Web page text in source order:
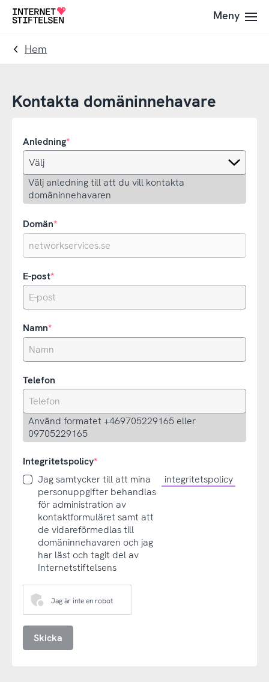
Till
navigering
Till
innehåll
Till
Meny
Hem
Kontakta domäninnehavare
Anledning
Välj anledning till att du vill kontakta
domäninnehavaren
Domän
E-post
Namn
Telefon
Använd formatet +469705229165 eller
09705229165
Integritetspolicy
Jag samtycker till att mina
personuppgifter behandlas
för administration av
kontaktformuläret samt att
de vidareförmedlas till
domäninnehavaren och jag
har läst och tagit del av
Internetstiftelsens
integritetspolicy
Jag är inte en robot
Skicka